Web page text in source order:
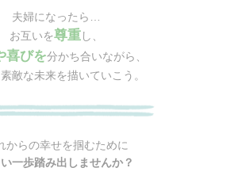
夫婦になったら…
お互いを尊重し、
喜びを分かち合いながら、
敵な未来を描いていこう。
からの幸せを掴むために
一歩踏み出しませんか？